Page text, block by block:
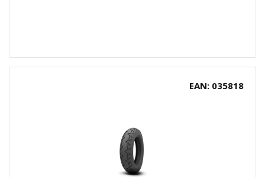
EAN: 035818